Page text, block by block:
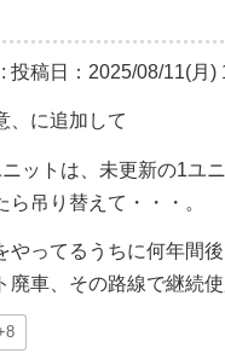
投稿日：2025/08/11(月)
、に追加して
ットは、未更新の1ユ
ら吊り替えて・・・。
やってるうちに何年間
廃車、その路線で継続